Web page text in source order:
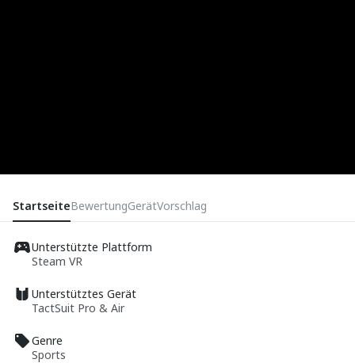
StartseiteBewertungGerätVorschlag
Unterstützte Plattform
Steam VR
Unterstütztes Gerät
TactSuit Pro & Air
Genre
Sports